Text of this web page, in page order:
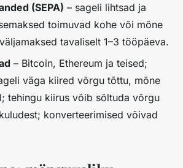
(SEPA) – sageli lihtsad ja
toimuvad kohe või mõne
tavaliselt 1–3 tööpäeva.
– Bitcoin, Ethereum ja teised;
väga kiired võrgu tõttu, mõne
tehingu kiirus võib sõltuda võrgu
konverteerimised võivad